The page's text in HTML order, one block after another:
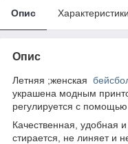
Опис Характеристики
Опис
Летняя ;женская
украшена модным
регулируется с помощью
Качественная, удобная
стирается, не линяет и